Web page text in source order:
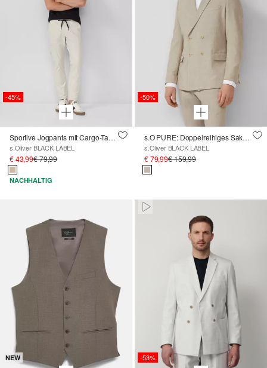
-45%
Sportive Jogpants mit Cargo-Taschen aus elastischem Jersey
s.Oliver BLACK LABEL
€ 43,99€ 79,99
NACHHALTIG
-50%
s.O PURE: Doppelreihiges Sakko aus elastischem Leinenmix
s.Oliver BLACK LABEL
€ 79,99€ 159,99
NEW
Paused • Muted
-53%